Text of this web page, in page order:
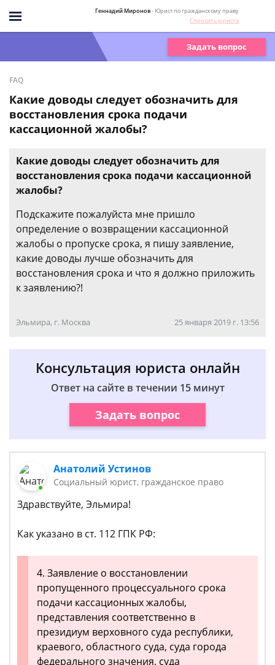
Геннадий Миронов- Юрист по гражданскому праву
Спросить юриста
Задать вопрос
FAQ
Какие доводы следует обозначить для
восстановления срока подачи
кассационной жалобы?
Какие доводы следует обозначить для
восстановления срока подачи кассационной
жалобы?
Подскажите пожалуйста мне пришло
определение о возвращении кассационной
жалобы о пропуске срока, я пишу заявление,
какие доводы лучше обозначить для
восстановления срока и что я должно приложить
к заявлению?!
Эльмира, г. Москва 25 января 2019 г. 13:56
Консультация юриста онлайн
Ответ на сайте в течении 15 минут
Задать вопрос
Анатолий Устинов
Социальный юрист, гражданское право
Здравствуйте, Эльмира!
Как указано в ст. 112 ГПК РФ:
4. Заявление о восстановлении
пропущенного процессуального срока
подачи кассационных жалобы,
представления соответственно в
президиум верховного суда республики,
краевого, областного суда, суда города
федерального значения, суда